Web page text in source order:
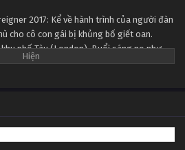
2017: Kể về hành trình của người đàn
cho cô con gái bị khủng bố giết oan.
phố Tàu (London). Buổi sáng nọ như
gái cưng đi học mà không ngờ rằng mình
từ chối công khai danh tính của chúng. Uất